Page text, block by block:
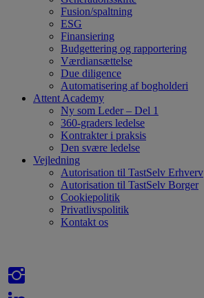
Fusion/spaltning
ESG
Finansiering
Budgettering og rapportering
Værdiansættelse
Due diligence
Automatisering af bogholderi
Attent Academy
Ny som Leder – Del 1
360-graders ledelse
Kontrakter i praksis
Den svære ledelse
Vejledning
Autorisation til TastSelv Erhverv
Autorisation til TastSelv Borger
Cookiepolitik
Privatlivspolitik
Kontakt os